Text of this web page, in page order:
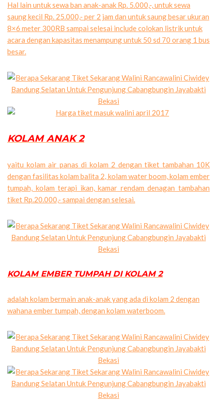
Hal lain untuk sewa ban anak-anak Rp. 5.000,-, untuk sewa
saung kecil Rp. 25.000,- per 2 jam dan untuk saung besar ukuran
8×6 meter 300RB sampai selesai include colokan listrik untuk
acara dengan kapasitas menampung untuk 50 sd 70 orang 1 bus
besar.
KOLAM ANAK 2
yaitu kolam air panas di kolam 2 dengan tiket tambahan 10K
dengan fasilitas kolam balita 2, kolam water boom, kolam ember
tumpah, kolam terapi ikan, kamar rendam denagan tambahan
tiket Rp.20.000,- sampai dengan selesai.
KOLAM EMBER TUMPAH DI KOLAM 2
adalah kolam bermain anak-anak yang ada di kolam 2 dengan
wahana ember tumpah, dengan kolam waterboom.